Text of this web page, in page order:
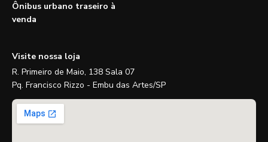
Ônibus urbano traseiro à
venda
Visite nossa loja
R. Primeiro de Maio, 138 Sala 07
Pq. Francisco Rizzo - Embu das Artes/SP